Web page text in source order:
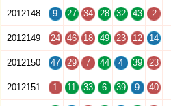
2012148 9 27 34 28 32 43 2
2012149 24 46 18 49 23 12 14
2012150 47 29 7 44 4 39 23
2012151 1 11 33 6 39 9 40